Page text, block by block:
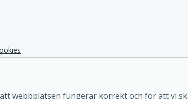
webbplatsen fungerar korrekt och för att vi